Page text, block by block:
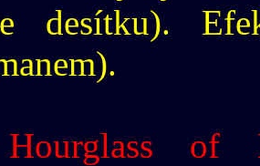
desítku).
Hourglass of